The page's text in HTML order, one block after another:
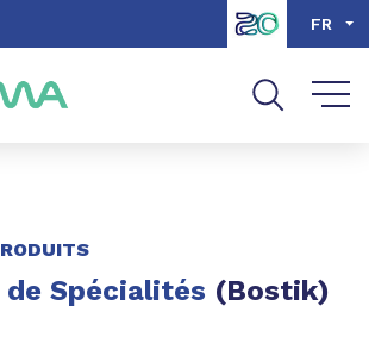
FR
Spécialités (Bostik)